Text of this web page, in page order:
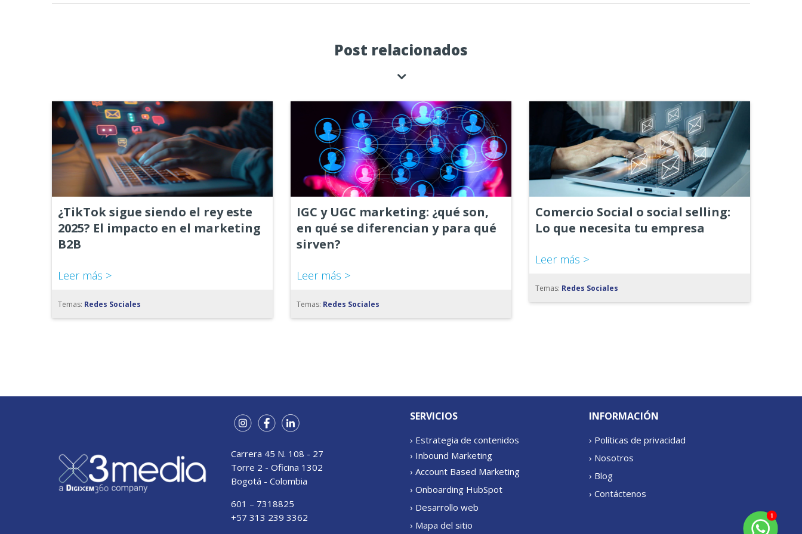
Post relacionados
¿TikTok sigue siendo el rey este
2025? El impacto en el marketing
B2B
Leer más >
Temas: Redes Sociales
IGC y UGC marketing: ¿qué son,
en qué se diferencian y para qué
sirven?
Leer más >
Temas: Redes Sociales
Comercio Social o social selling:
Lo que necesita tu empresa
Leer más >
Temas: Redes Sociales
Carrera 45 N. 108 - 27
Torre 2 - Oficina 1302
Bogotá - Colombia
601 – 7318825
+57 313 239 3362
SERVICIOS
› Estrategia de contenidos
› Inbound Marketing
› Account Based Marketing
› Onboarding HubSpot
› Desarrollo web
› Mapa del sitio
INFORMACIÓN
› Políticas de privacidad
› Nosotros
› Blog
› Contáctenos